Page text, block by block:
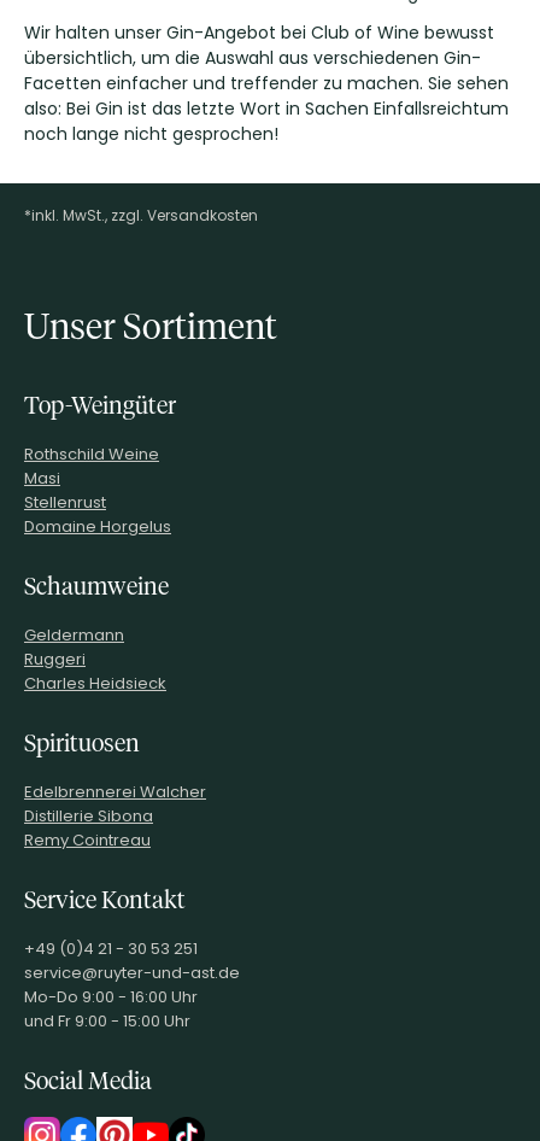
Wir halten unser Gin-Angebot bei Club of Wine bewusst
übersichtlich, um die Auswahl aus verschiedenen Gin-
Facetten einfacher und treffender zu machen. Sie sehen
also: Bei Gin ist das letzte Wort in Sachen Einfallsreichtum
noch lange nicht gesprochen!
Footer-Menü
*inkl. MwSt., zzgl. Versandkosten
Unser Sortiment
Top-Weingüter
Rothschild Weine
Masi
Stellenrust
Domaine Horgelus
Schaumweine
Geldermann
Ruggeri
Charles Heidsieck
Spirituosen
Edelbrennerei Walcher
Distillerie Sibona
Remy Cointreau
Service Kontakt
+49 (0)4 21 - 30 53 251
service@ruyter-und-ast.de
Mo-Do 9:00 - 16:00 Uhr
und Fr 9:00 - 15:00 Uhr
Social Media